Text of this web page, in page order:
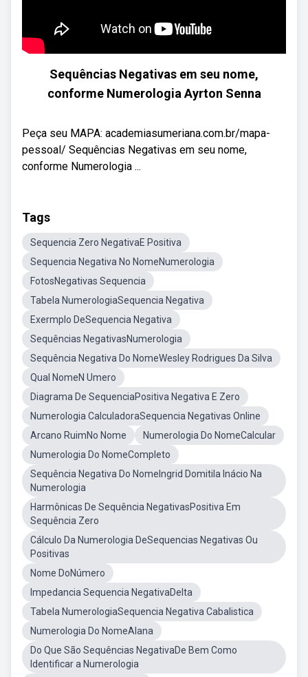
Sequências Negativas em seu nome,
conforme Numerologia Ayrton Senna
Peça seu MAPA: academiasumeriana.com.br/mapa-
pessoal/ Sequências Negativas em seu nome,
conforme Numerologia ...
Tags
Sequencia Zero NegativaE Positiva
Sequencia Negativa No NomeNumerologia
FotosNegativas Sequencia
Tabela NumerologiaSequencia Negativa
Exermplo DeSequencia Negativa
Sequências NegativasNumerologia
Sequência Negativa Do NomeWesley Rodrigues Da Silva
Qual NomeN Umero
Diagrama De SequenciaPositiva Negativa E Zero
Numerologia CalculadoraSequencia Negativas Online
Arcano RuimNo Nome
Numerologia Do NomeCalcular
Numerologia Do NomeCompleto
Sequência Negativa Do NomeIngrid Domitila Inácio Na
Numerologia
Harmônicas De Sequência NegativasPositiva Em
Sequência Zero
Cálculo Da Numerologia DeSequencias Negativas Ou
Positivas
Nome DoNúmero
Impedancia Sequencia NegativaDelta
Tabela NumerologiaSequencia Negativa Cabalistica
Numerologia Do NomeAlana
Do Que São Sequências NegativaDe Bem Como
Identificar a Numerologia